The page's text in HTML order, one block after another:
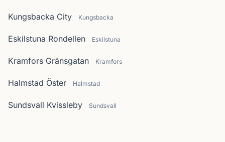
Kungsbacka City Kungsbacka
Eskilstuna Rondellen Eskilstuna
Kramfors Gränsgatan Kramfors
Halmstad Öster Halmstad
Sundsvall Kvissleby Sundsvall